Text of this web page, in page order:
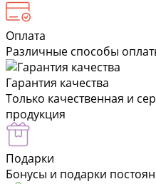
Оплата
Различные способы
Гарантия качества
Только качественная и
продукция
Подарки
Бонусы и подарки